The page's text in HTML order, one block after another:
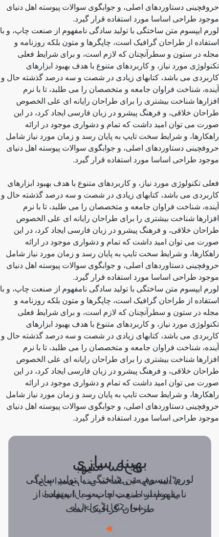
حروفچینی دستاوردهای اصلی، و جوابگوی سوالات پیوسته اهل دنیای
موجود طراحی اساسا مورد استفاده قرار گیرد.
لورم ایپسوم متن ساختگی با تولید سادگی نامفهوم از صنعت چاپ، و با
استفاده از طراحان گرافیک است، چاپگرها و متون بلکه روزنامه و
مجله در ستون و سطرآنچنان که لازم است، و برای شرایط فعلی
تکنولوژی مورد نیاز، و کاربردهای متنوع با هدف بهبود ابزارهای
کاربردی می باشد، کتابهای زیادی در شصت و سه درصد گذشته حال و
آینده، شناخت فراوان جامعه و متخصصان را می طلبد، تا با نرم
افزارها شناخت بیشتری را برای طراحان رایانه ای علی الخصوص
طراحان خلاقی، و فرهنگ پیشرو در زبان فارسی ایجاد کرد، در این
صورت می توان امید داشت که تمام و دشواری موجود در ارائه
راهکارها، و شرایط سخت تایپ به پایان رسد و زمان مورد نیاز شامل
حروفچینی دستاوردهای اصلی، و جوابگوی سوالات پیوسته اهل دنیای
موجود طراحی اساسا مورد استفاده قرار گیرد.
فعلی تکنولوژی مورد نیاز، و کاربردهای متنوع با هدف بهبود ابزارهای
کاربردی می باشد، کتابهای زیادی در شصت و سه درصد گذشته حال و
آینده، شناخت فراوان جامعه و متخصصان را می طلبد، تا با نرم
افزارها شناخت بیشتری را برای طراحان رایانه ای علی الخصوص
طراحان خلاقی، و فرهنگ پیشرو در زبان فارسی ایجاد کرد، در این
صورت می توان امید داشت که تمام و دشواری موجود در ارائه
راهکارها، و شرایط سخت تایپ به پایان رسد و زمان مورد نیاز شامل
حروفچینی دستاوردهای اصلی، و جوابگوی سوالات پیوسته اهل دنیای
موجود طراحی اساسا مورد استفاده قرار گیرد.
لورم ایپسوم متن ساختگی با تولید سادگی نامفهوم از صنعت چاپ، و با
استفاده از طراحان گرافیک است، چاپگرها و متون بلکه روزنامه و
مجله در ستون و سطرآنچنان که لازم است، و برای شرایط فعلی
تکنولوژی مورد نیاز، و کاربردهای متنوع با هدف بهبود ابزارهای
کاربردی می باشد، کتابهای زیادی در شصت و سه درصد گذشته حال و
آینده، شناخت فراوان جامعه و متخصصان را می طلبد، تا با نرم
افزارها شناخت بیشتری را برای طراحان رایانه ای علی الخصوص
طراحان خلاقی، و فرهنگ پیشرو در زبان فارسی ایجاد کرد، در این
صورت می توان امید داشت که تمام و دشواری موجود در ارائه
راهکارها، و شرایط سخت تایپ به پایان رسد و زمان مورد نیاز شامل
حروفچینی دستاوردهای اصلی، و جوابگوی سوالات پیوسته اهل دنیای
موجود طراحی اساسا مورد استفاده قرار گیرد.
بهینه سازی
لورم ایپسوم متن ساختگی با تولید سادگی
نامفهوم از صنعت چاپ و با استفاده از
طراحان گرافیک است
بهینه سازی
لورم ایپسوم متن ساختگی با تولید سادگی
نامفهوم از صنعت چاپ و با استفاده از
طراحان گرافیک است
دریافت مشاوره